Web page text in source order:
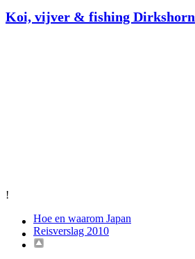
Koi, vijver & fishing Dirkshorn
!
Hoe en waarom Japan
Reisverslag 2010